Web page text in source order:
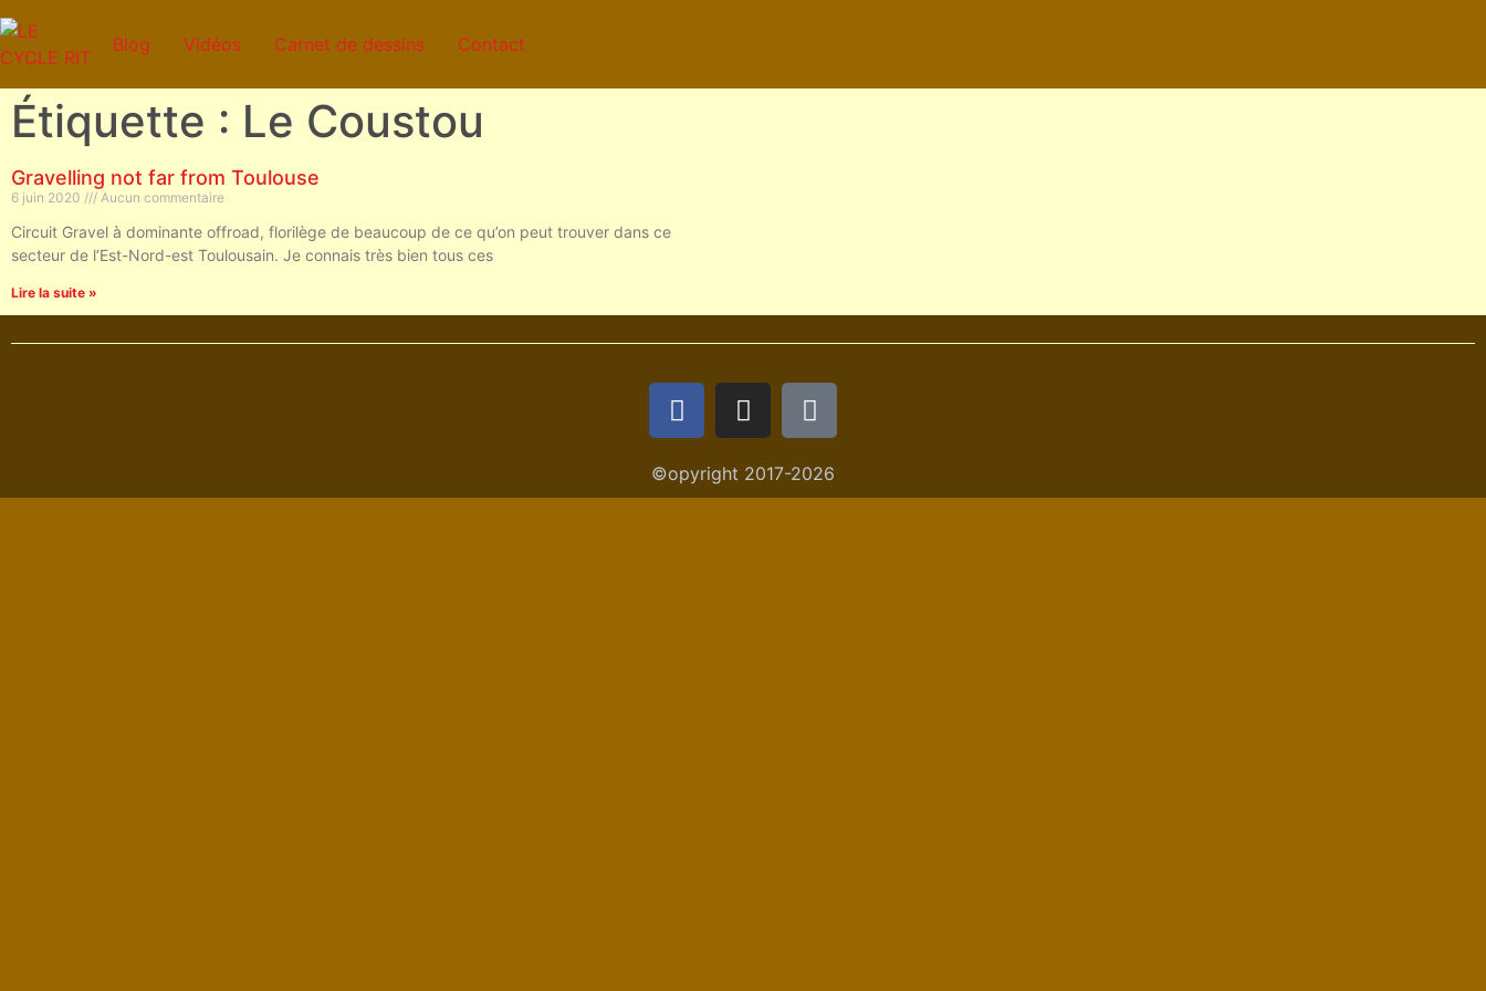
Blog Vidéos Carnet de dessins Contact
Étiquette : Le Coustou
Gravelling not far from Toulouse
6 juin 2020 Aucun commentaire
Circuit Gravel à dominante offroad, florilège de beaucoup de ce qu’on peut trouver dans ce
secteur de l’Est-Nord-est Toulousain. Je connais très bien tous ces
Lire la suite »
©opyright 2017-2026